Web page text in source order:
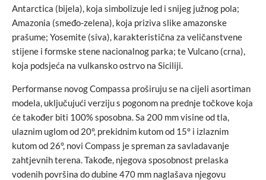
Antarctica (bijela), koja simbolizuje led i snijeg južnog pola;
Amazonia (smeđo-zelena), koja priziva slike amazonske
prašume; Yosemite (siva), karakteristična za veličanstvene
stijene i formske stene nacionalnog parka; te Vulcano (crna),
koja podsjeća na vulkansko ostrvo na Siciliji.
Performanse novog Compassa proširuju se na cijeli asortiman
modela, uključujući verziju s pogonom na prednje točkove koja
će također biti 100% sposobna. Sa 200 mm visine od tla,
ulaznim uglom od 20°, prekidnim kutom od 15° i izlaznim
kutom od 26°, novi Compass je spreman za savladavanje
zahtjevnih terena. Takođe, njegova sposobnost prelaska
vodenih površina do dubine 470 mm naglašava njegovu